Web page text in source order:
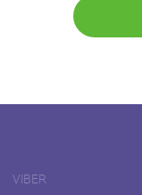
VIBER